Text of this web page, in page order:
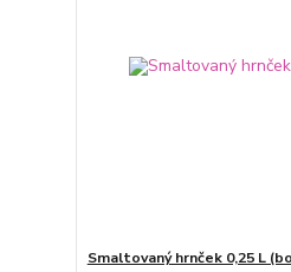
Smaltovaný hrnček 0,25 L